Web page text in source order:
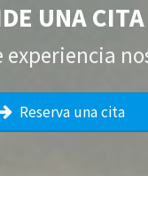
UNA CITA
experiencia
Reserva una cita